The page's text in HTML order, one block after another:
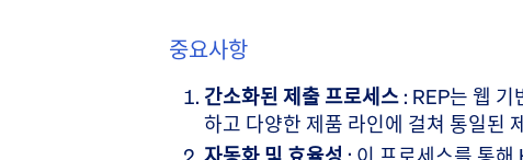
중요사항
간소화된 제출 프로세스 : REP는 웹
하고 다양한 제품 라인에 걸쳐 통일된